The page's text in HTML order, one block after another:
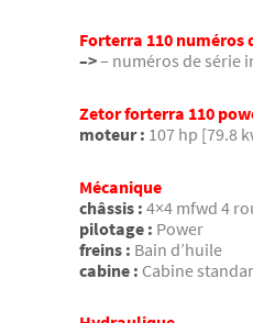
Forterra 110 numéros
–>– numéros de série
Zetor forterra 110
moteur : 107 hp [79.8
Mécanique
châssis : 4×4 mfwd 4
pilotage : Power
freins : Bain d’huile
cabine : Cabine